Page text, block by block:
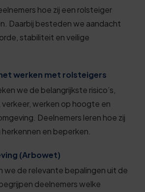
hoe zij een rolsteiger
Daarbij besteden we aandacht
stabiliteit en veilige
werken met rolsteigers
we de belangrijkste risico’s,
werken op hoogte en
Deelnemers leren hoe zij
en beperken.
(Arbowet)
we de relevante bepalingen uit de
deelnemers welke